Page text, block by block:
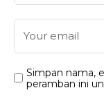
Simpan nama,
peramban ini